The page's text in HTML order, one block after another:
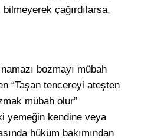
çağırdılarsa,
bozmayı mübah
“Taşan tencereyi ateşten
mübah olur”
yemeğin kendine veya
hüküm bakımından